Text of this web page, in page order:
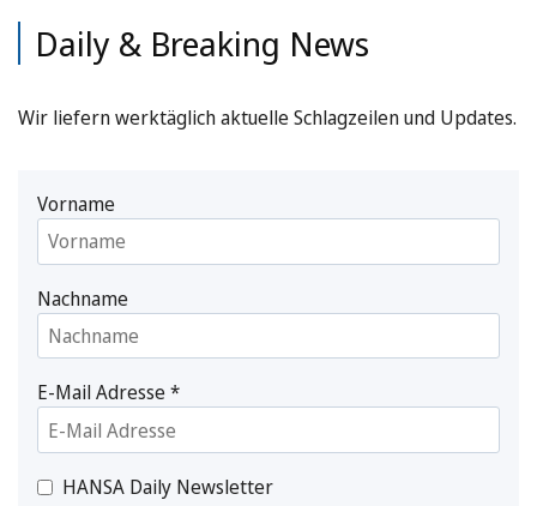
Daily & Breaking News
Wir liefern werktäglich aktuelle Schlagzeilen und Updates.
Vorname
Nachname
E-Mail Adresse*
HANSA Daily Newsletter